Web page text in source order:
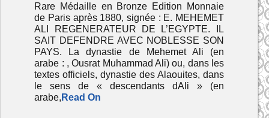
Rare Médaille en Bronze Edition Monnaie
de Paris après 1880, signée : E. MEHEMET
ALI REGENERATEUR DE L’EGYPTE. IL
SAIT DEFENDRE AVEC NOBLESSE SON
PAYS. La dynastie de Mehemet Ali (en
arabe : , Ousrat Muhammad Ali) ou, dans les
textes officiels, dynastie des Alaouites, dans
le sens de « descendants dAli » (en
arabe, Read On